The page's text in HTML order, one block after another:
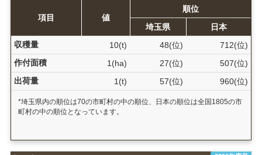
項目 値
順位
埼玉県
日本
収穫量
10(t) 48(位)
712(位)
作付面積
1(ha) 27(位)
507(位)
出荷量
1(t) 57(位) 960(位)
*埼玉県内の順位は70の市町村の中の順位、日本の順位は全国1805の市
町村の中の順位となっています。